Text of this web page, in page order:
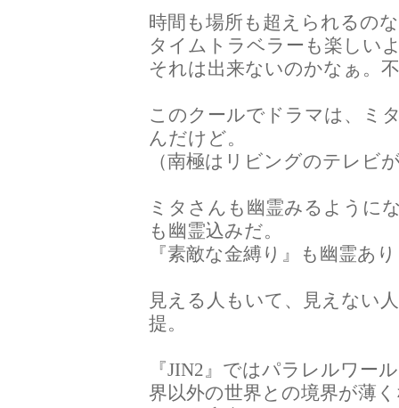
時間も場所も超えられるの
タイムトラベラーも楽しい
それは出来ないのかなぁ。
このクールでドラマは、ミ
んだけど。
（南極はリビングのテレビ
ミタさんも幽霊みるように
も幽霊込みだ。
『素敵な金縛り』も幽霊あ
見える人もいて、見えない
提。
『JIN2』ではパラレルワー
界以外の世界との境界が薄